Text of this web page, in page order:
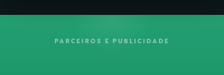
PARCEIROS E PUBLICIDADE